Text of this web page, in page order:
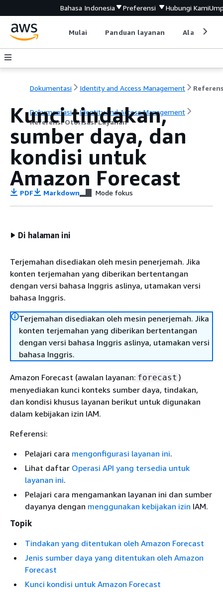
Bahasa Indonesia Preferensi Hubungi Kami
Mulai Panduan layanan Alat
Dokumentasi Identity and Access Management
Dokumentasi
Identity and Access Management
Referensi Otorisasi Layanan
Kunci tindakan,
sumber daya, dan
kondisi untuk
Amazon Forecast
PDF Markdown Mode fokus
Di halaman ini
Terjemahan disediakan oleh mesin penerjemah. Jika
konten terjemahan yang diberikan bertentangan
dengan versi bahasa Inggris aslinya, utamakan versi
bahasa Inggris.
Terjemahan disediakan oleh mesin penerjemah. Jika
konten terjemahan yang diberikan bertentangan
dengan versi bahasa Inggris aslinya, utamakan versi
bahasa Inggris.
Amazon Forecast (awalan layanan: forecast )
menyediakan kunci konteks sumber daya, tindakan,
dan kondisi khusus layanan berikut untuk digunakan
dalam kebijakan izin IAM.
Referensi:
Pelajari cara mengonfigurasi layanan ini.
Lihat daftar Operasi API yang tersedia untuk
layanan ini.
Pelajari cara mengamankan layanan ini dan sumber
dayanya dengan menggunakan kebijakan izin IAM.
Topik
Tindakan yang ditentukan oleh Amazon Forecast
Jenis sumber daya yang ditentukan oleh Amazon
Forecast
Kunci kondisi untuk Amazon Forecast